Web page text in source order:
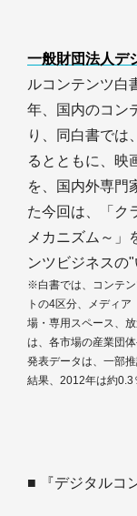
一般財団法人デ
ルコンテンツ白
年、国内のコン
り、同白書では
るとともに、映
を、国内外専門
た今回は、「ク
メカニズム～」
ンツビジネスの
※白書では、コンテ
トの4区分、メディ
場・専用スペース、
は、各市場の産業団
発表データは、一部
結果、2012年は約0.3
■ 『デジタルコ